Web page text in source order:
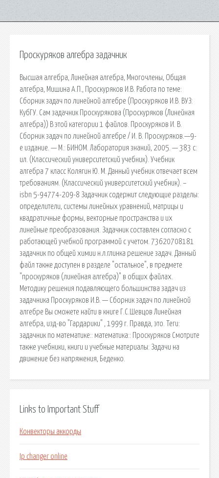
Проскуряков алгебра задачник
Высшая алгебра, Линейная алгебра, Многочлены, Общая
алгебра, Мишина А.П., Проскуряков И.В. Работа по теме:
Сборник задач по линейной алгебре (Проскуряков И.В. ВУЗ:
КубГУ. Сам задачник Проскурякова (Проскуряков (Линейная
алгебра)) В этой категории 1 файлов. Проскуряков И. В.
Сборник задач по линейной алгебре / И. В. Проскуряков.—9-
е издание. — М.: БИНОМ. Лаборатория знаний, 2005. — 383 с:
ил. (Классический университетский учебник). Учебник
алгебра 7 класс Колягин Ю. М. Данный учебник отвечает всем
требованиям. (Классический университетский учебник). –
isbn 5-94774-209-8 Задачник содержит следующие разделы:
определители, системы линейных уравнений, матрицы и
квадратичные формы, векторные пространства и их
линейные преобразования. Задачник составлен согласно с
работающей учебной программой с учетом. 73620708181
задачник по общей химии н.л.глинка решение задач. Данный
файл также доступен в разделе "остальное", в предмете
"проскуряков (линейная алгебра)" в общих файлах.
Методику решения подавляющего большинства задач из
задачника Проскуряков И.В. — Сборник задач по линейной
алгебре Вы сможете найти в книге Г.С.Шевцов Линейная
алгебра, изд-во "Гардарики" , 1999 г. Правда, это. Теги:
задачник по математике:: математика:: Проскуряков Смотрите
также учебники, книги и учебные материалы: Задачи на
движение без напряжения, Беденко.
Links to Important Stuff
Конвекторы аккорды
Ip changer online